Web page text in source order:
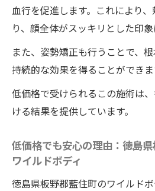
血行を促進します。これにより
り、顔全体がスッキリとした印象
また、姿勢矯正も行うことで、
持続的な効果を得ることができま
低価格で受けられるこの施術は
ける結果を提供しています。
低価格でも安心の理由：徳島
ワイルドボディ
徳島県板野郡藍住町のワイルド